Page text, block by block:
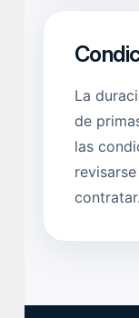
La
de
las
contratar.